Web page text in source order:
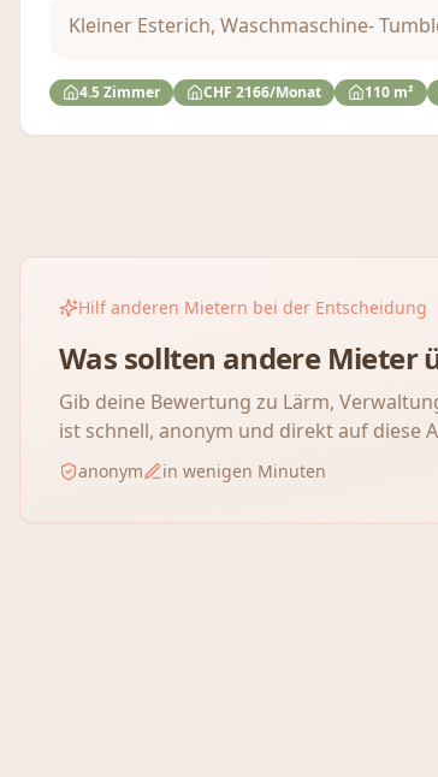
Kleiner Esterich, Waschmaschine-
4.5 Zimmer CHF 2166/Monat 110 m²
Hilf anderen Mietern bei der Entscheidung
Was sollten andere Mieter
Gib deine Bewertung zu Lärm,
ist schnell, anonym und direkt auf diese
anonym in wenigen Minuten